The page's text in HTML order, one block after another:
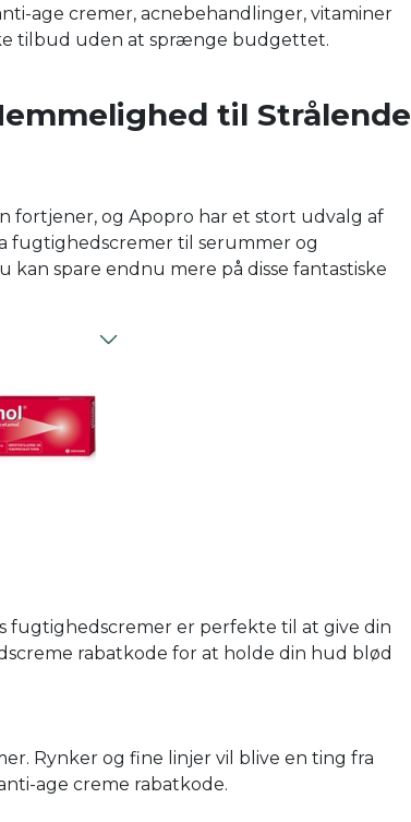
age cremer, acnebehandlinger, vitaminer
tilbud uden at sprænge budgettet.
til Strålende
fortjener, og Apopro har et stort udvalg af
fugtighedscremer til serummer og
spare endnu mere på disse fantastiske
fugtighedscremer er perfekte til at give din
rabatkode for at holde din hud blød
Rynker og fine linjer vil blive en ting fra
age creme rabatkode.